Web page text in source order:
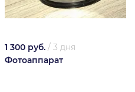
1 300 руб. / 3 дня
Фотоаппарат